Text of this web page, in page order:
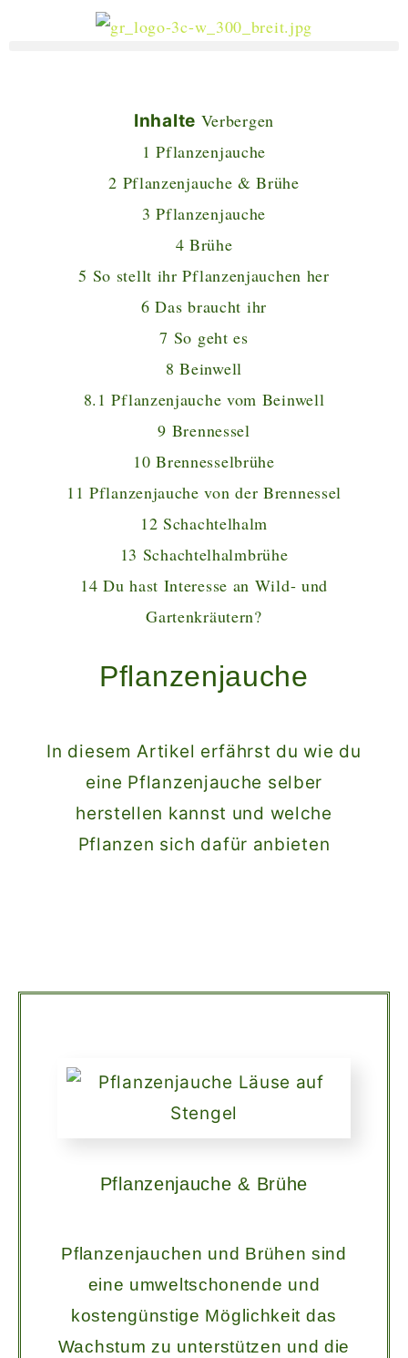
Inhalte Verbergen
1 Pflanzenjauche
2 Pflanzenjauche & Brühe
3 Pflanzenjauche
4 Brühe
5 So stellt ihr Pflanzenjauchen her
6 Das braucht ihr
7 So geht es
8 Beinwell
8.1 Pflanzenjauche vom Beinwell
9 Brennessel
10 Brennesselbrühe
11 Pflanzenjauche von der Brennessel
12 Schachtelhalm
13 Schachtelhalmbrühe
14 Du hast Interesse an Wild- und
Gartenkräutern?
Pflanzenjauche
In diesem Artikel erfährst du wie du
eine Pflanzenjauche selber
herstellen kannst und welche
Pflanzen sich dafür anbieten
Pflanzenjauche & Brühe
Pflanzenjauchen und Brühen sind
eine umweltschonende und
kostengünstige Möglichkeit das
Wachstum zu unterstützen und die